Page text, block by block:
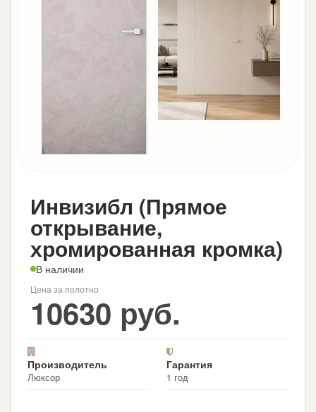
Инвизибл (Прямое
открывание,
хромированная кромка)
В наличии
Цена за полотно
10630 руб.
Производитель
Люксор
Гарантия
1 год